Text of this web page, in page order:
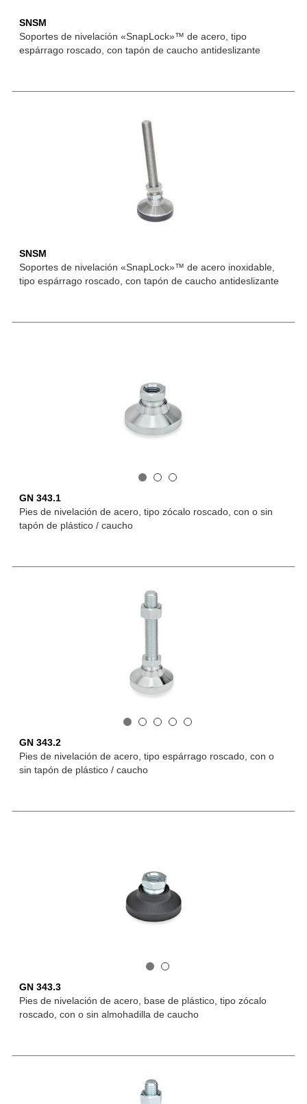
SNSM
Soportes de nivelación «SnapLock»™ de acero, tipo
espárrago roscado, con tapón de caucho antideslizante
SNSM
Soportes de nivelación «SnapLock»™ de acero inoxidable,
tipo espárrago roscado, con tapón de caucho antideslizante
GN 343.1
Pies de nivelación de acero, tipo zócalo roscado, con o sin
tapón de plástico / caucho
GN 343.2
Pies de nivelación de acero, tipo espárrago roscado, con o
sin tapón de plástico / caucho
GN 343.3
Pies de nivelación de acero, base de plástico, tipo zócalo
roscado, con o sin almohadilla de caucho